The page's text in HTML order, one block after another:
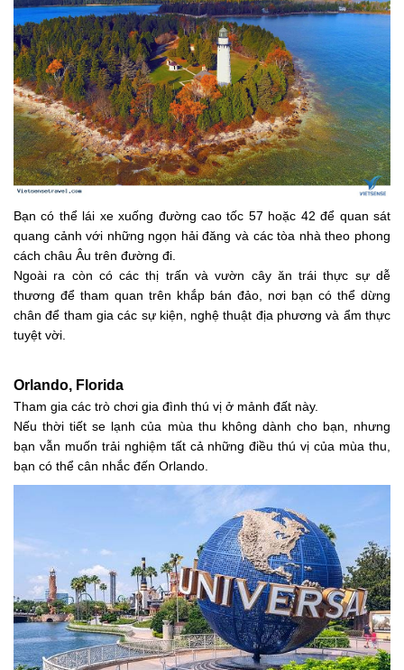
Bạn có thể lái xe xuống đường cao tốc 57 hoặc 42 để quan sát
quang cảnh với những ngọn hải đăng và các tòa nhà theo phong
cách châu Âu trên đường đi.
Ngoài ra còn có các thị trấn và vườn cây ăn trái thực sự dễ
thương để tham quan trên khắp bán đảo, nơi bạn có thể dừng
chân để tham gia các sự kiện, nghệ thuật địa phương và ẩm thực
tuyệt vời.
Orlando, Florida
Tham gia các trò chơi gia đình thú vị ở mảnh đất này.
Nếu thời tiết se lạnh của mùa thu không dành cho bạn, nhưng
bạn vẫn muốn trải nghiệm tất cả những điều thú vị của mùa thu,
bạn có thể cân nhắc đến Orlando.